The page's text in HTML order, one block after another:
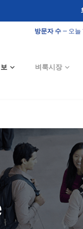
방문자 수 — 오늘
벼룩시장